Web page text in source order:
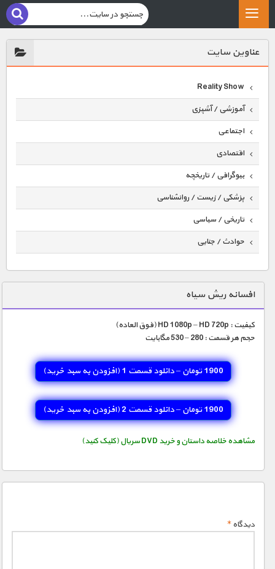
عناوين سايت
Reality Show
آموزشی / آشپزی
اجتماعی
اقتصادی
بیوگرافی / تاریخچه
پزشکی / زیست / روانشناسی
تاریخی / سیاسی
حوادث / جنایی
دنیای خوراکی ها
زمین شناسی / محیط زیست
سازه/ معماری/ مهندسی
سرگرمی
شناخت کودکان
طبیعت
علم و فناوری
فرهنگ / هنر
گردشگری
مسابقات / ورزشی
افسانه ریش سیاه
کیفیت : HD 1080p – HD 720p (فوق العاده)
حجم هر قسمت : 280 – 530 مگابایت
1900 تومان – دانلود قسمت 1 (افزودن به سبد خريد)
1900 تومان – دانلود قسمت 2 (افزودن به سبد خريد)
مشاهده خلاصه داستان و خرید DVD سریال (کلیک کنید)
دیدگاه*